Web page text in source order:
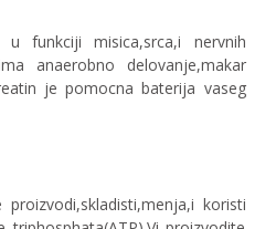
funkciji misica,srca,i nervnih
anaerobno delovanje,makar
je pomocna baterija vaseg
koristi